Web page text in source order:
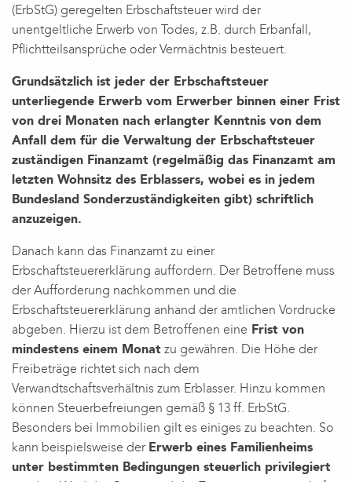
(ErbStG) geregelten Erbschaftsteuer wird der
unentgeltliche Erwerb von Todes, z.B. durch Erbanfall,
Pflichtteilsansprüche oder Vermächtnis besteuert.
Grundsätzlich ist jeder der Erbschaftsteuer
unterliegende Erwerb vom Erwerber binnen einer Frist
von drei Monaten nach erlangter Kenntnis von dem
Anfall dem für die Verwaltung der Erbschaftsteuer
zuständigen Finanzamt (regelmäßig das Finanzamt am
letzten Wohnsitz des Erblassers, wobei es in jedem
Bundesland Sonderzuständigkeiten gibt) schriftlich
anzuzeigen.
Danach kann das Finanzamt zu einer
Erbschaftsteuererklärung auffordern. Der Betroffene muss
der Aufforderung nachkommen und die
Erbschaftsteuererklärung anhand der amtlichen Vordrucke
abgeben. Hierzu ist dem Betroffenen eine Frist von
mindestens einem Monat zu gewähren. Die Höhe der
Freibeträge richtet sich nach dem
Verwandtschaftsverhältnis zum Erblasser. Hinzu kommen
können Steuerbefreiungen gemäß § 13 ff. ErbStG.
Besonders bei Immobilien gilt es einiges zu beachten. So
kann beispielsweise der Erwerb eines Familienheims
unter bestimmten Bedingungen steuerlich privilegiert